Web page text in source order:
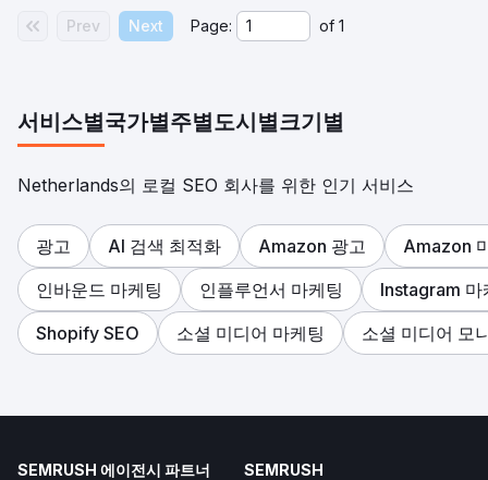
에이전시 페이지로 이동
Prev Next Page: of 1
서비스별국가별주별도시별크기별
Netherlands의 로컬 SEO 회사를 위한 인기 서비스
광고 AI 검색 최적화 Amazon 광고
Amazon
인바운드 마케팅
인플루언서 마케팅
Instagram 마
Shopify SEO
소셜 미디어 마케팅 소셜 미디어 모
SEMRUSH 에이전시 파트너 SEMRUSH